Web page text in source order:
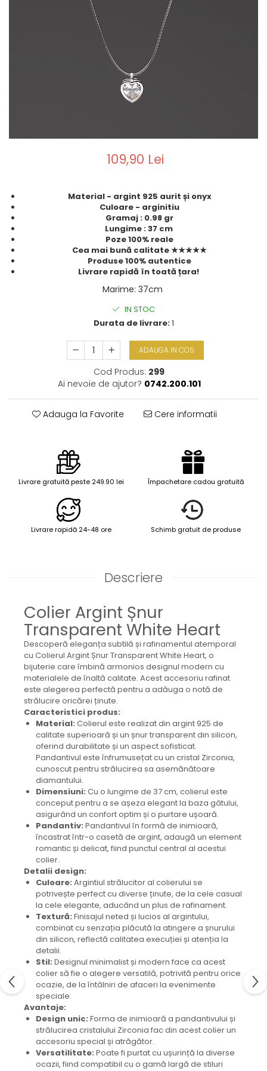
109,90 Lei
Material - argint 925 aurit și onyx
Culoare - arginitiu
Gramaj : 0.98 gr
Lungime : 37 cm
Poze 100% reale
Cea mai bună calitate ★★★★★
Produse 100% autentice
Livrare rapidă în toată țara!
Marime: 37cm
IN STOC
Durata de livrare:1
ADAUGA IN COS
Cod Produs: 299
Ai nevoie de ajutor? 0742.200.101
Adauga la Favorite Cere informatii
Livrare gratuită peste 249.90 lei Împachetare cadou gratuită
Livrare rapidă 24-48 ore Schimb gratuit de produse
Descriere
Colier Argint Șnur
Transparent White Heart
Descoperă eleganța subtilă și rafinamentul atemporal
cu Colierul Argint Șnur Transparent White Heart, o
bijuterie care îmbină armonios designul modern cu
materialele de înaltă calitate. Acest accesoriu rafinat
este alegerea perfectă pentru a adăuga o notă de
strălucire oricărei ținute.
Caracteristici produs:
Material: Colierul este realizat din argint 925 de
calitate superioară și un șnur transparent din silicon,
oferind durabilitate și un aspect sofisticat.
Pandantivul este înfrumusețat cu un cristal Zirconia,
cunoscut pentru strălucirea sa asemănătoare
diamantului.
Dimensiuni: Cu o lungime de 37 cm, colierul este
conceput pentru a se așeza elegant la baza gâtului,
asigurând un confort optim și o purtare ușoară.
Pandantiv: Pandantivul în formă de inimioară,
încastrat într-o casetă de argint, adaugă un element
romantic și delicat, fiind punctul central al acestui
colier.
Detalii design:
Culoare: Argintiul strălucitor al colierului se
potrivește perfect cu diverse ținute, de la cele casual
la cele elegante, aducând un plus de rafinament.
Textură: Finisajul neted și lucios al argintului,
combinat cu senzația plăcută la atingere a șnurului
din silicon, reflectă calitatea execuției și atenția la
detalii.
Stil: Designul minimalist și modern face ca acest
colier să fie o alegere versatilă, potrivită pentru orice
ocazie, de la întâlniri de afaceri la evenimente
speciale.
Avantaje:
Design unic: Forma de inimioară a pandantivului și
strălucirea cristalului Zirconia fac din acest colier un
accesoriu special și atrăgător.
Versatilitate: Poate fi purtat cu ușurință la diverse
ocazii, fiind compatibil cu o gamă largă de stiluri